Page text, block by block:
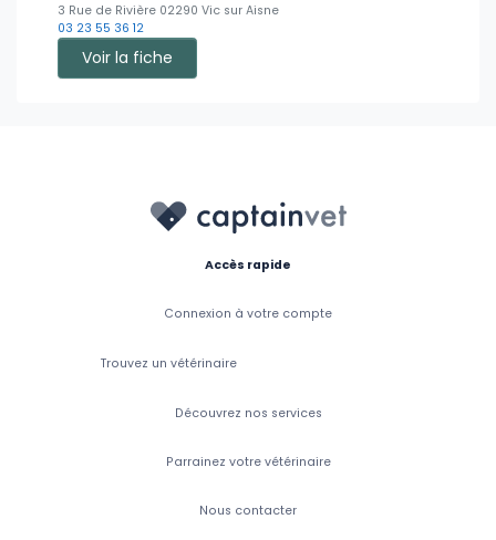
3 Rue de Rivière 02290 Vic sur Aisne
03 23 55 36 12
Voir la fiche
Accès rapide
Connexion à votre compte
Trouvez un vétérinaire
Découvrez nos services
Parrainez votre vétérinaire
Nous contacter